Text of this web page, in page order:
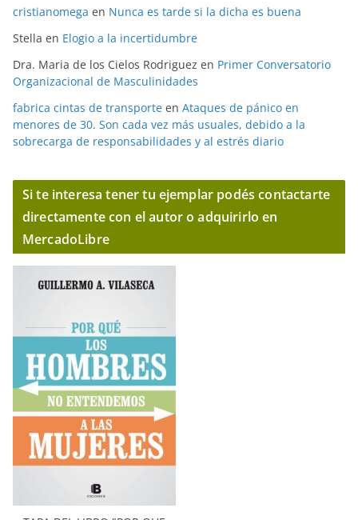
cristianomega en Nunca es tarde si la dicha es buena
Stella en Elogio a la incertidumbre
Dra. Maria de los Cielos Rodriguez en Primer Conversatorio
Organizacional de Masculinidades
fabrica cintas de transporte en Ataques de pánico en
menores de 30. Son cada vez más usuales, debido a la
sobrecarga de responsabilidades y al estrés diario
Si te interesa tener tu ejemplar podés contactarte
directamente con el autor o adquirirlo en
MercadoLibre